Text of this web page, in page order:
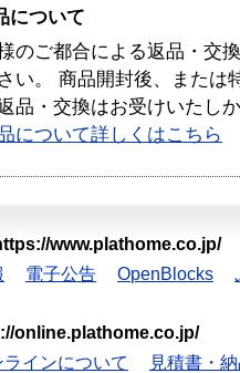
について
のご都合による返品・交
い。 商品開封後、または
品・交換はお受けいたし
について詳しくはこちら
www.plathome.co.jp/
電子公告 OpenBlocks
online.plathome.co.jp/
インについて
見積書・